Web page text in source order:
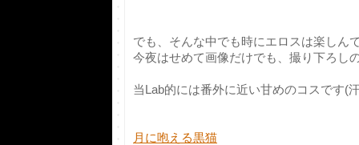
でも、そんな中でも時にエロスは楽しん
今夜はせめて画像だけでも、撮り下ろし
当Lab的には番外に近い甘めのコスです(
月に咆える黒猫